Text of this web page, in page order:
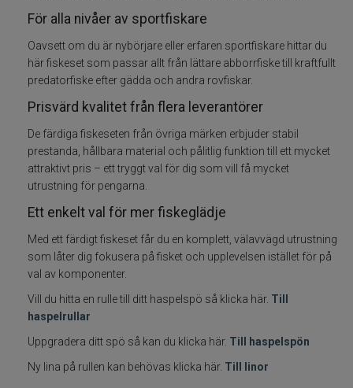
Jerkbaitset
Fiskeset för barn
Haspelset
Fiskedrag
Fiskelinor
Småplock
Tillbehör
Flugbindning
Flugfiske
För alla nivåer av sportfiskare
Oavsett om du är nybörjare eller erfaren sportfiskare hittar du
här fiskeset som passar allt från lättare abborrfiske till kraftfullt
predatorfiske efter gädda och andra rovfiskar.
Prisvärd kvalitet från flera leverantörer
De färdiga fiskeseten från övriga märken erbjuder stabil
prestanda, hållbara material och pålitlig funktion till ett mycket
attraktivt pris – ett tryggt val för dig som vill få mycket
utrustning för pengarna.
Ett enkelt val för mer fiskeglädje
Med ett färdigt fiskeset får du en komplett, välavvägd utrustning
som låter dig fokusera på fisket och upplevelsen istället för på
val av komponenter.
Vill du hitta en rulle till ditt haspelspö så klicka här. Till
haspelrullar
Uppgradera ditt spö så kan du klicka här. Till haspelspön
Ny lina på rullen kan behövas klicka här. Till linor